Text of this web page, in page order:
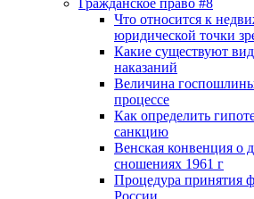
Гражданское право #8
Что относится к
юридической точки
Какие существуют
наказаний
Величина
процессе
Как определить
санкцию
Венская конвенция о
сношениях 1961 г
Процедура принятия
России